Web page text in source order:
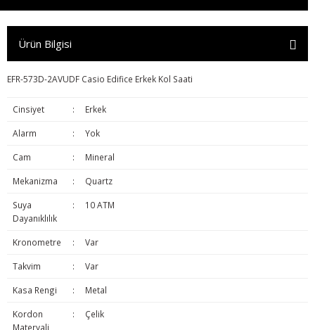
Ürün Bilgisi
EFR-573D-2AVUDF Casio Edifice Erkek Kol Saati
Cinsiyet : Erkek
Alarm : Yok
Cam : Mineral
Mekanizma : Quartz
Suya
Dayanıklılık
: 10 ATM
Kronometre : Var
Takvim : Var
Kasa Rengi : Metal
Kordon
Materyali
: Çelik